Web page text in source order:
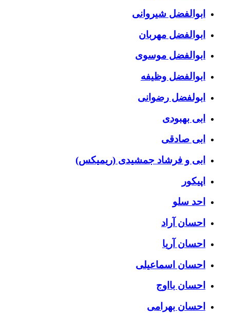
ابوالفضل شیروانی
ابوالفضل مهربان
ابوالفضل موسوی
ابوالفضل وظیفه
ابولفضل رضوانی
ابی بهبودی
ابی صادقی
ابی و فرشاد جمشیدی (ریمیکس)
اپیکور
احد سلو
احسان آراد
احسان آریا
احسان اسماعیلی
احسان بااوج
احسان بهرامی